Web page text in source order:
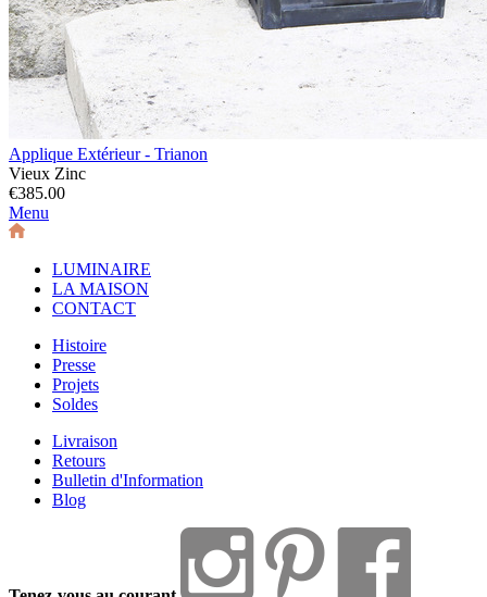
Applique Extérieur - Trianon
Vieux Zinc
€385.00
Menu
LUMINAIRE
LA MAISON
CONTACT
Histoire
Presse
Projets
Soldes
Livraison
Retours
Bulletin d'Information
Blog